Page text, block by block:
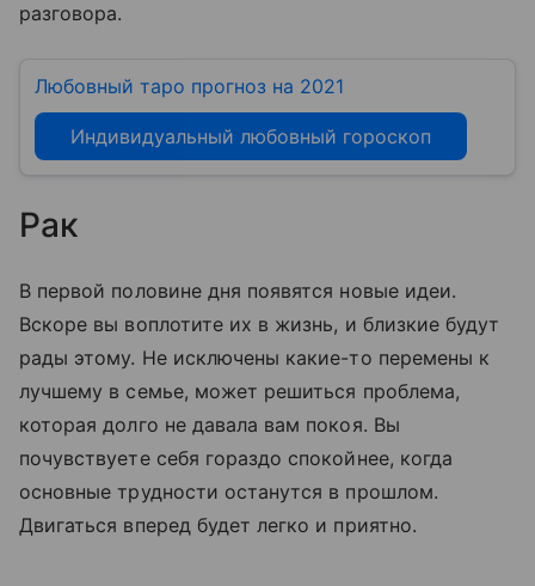
разговора.
Любовный таро прогноз на 2021
Индивидуальный любовный гороскоп
Рак
В первой половине дня появятся новые идеи.
Вскоре вы воплотите их в жизнь, и близкие будут
рады этому. Не исключены какие-то перемены к
лучшему в семье, может решиться проблема,
которая долго не давала вам покоя. Вы
почувствуете себя гораздо спокойнее, когда
основные трудности останутся в прошлом.
Двигаться вперед будет легко и приятно.